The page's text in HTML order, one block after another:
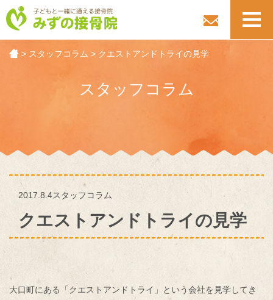
> スタッフコラム > クエストアンドトライの見学
スタッフコラム
2017.8.4スタッフコラム
クエストアンドトライの見学
大口町にある「クエストアンドトライ」という会社を見学してき